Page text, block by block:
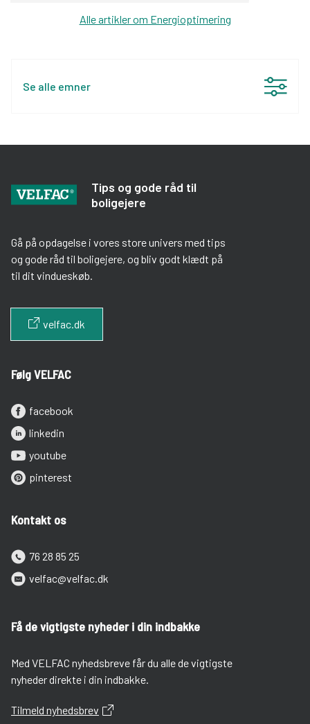
med lynets hast. Når kulden tager til, og
Særligt når priserne på varme og energi
Alle artikler om Energioptimering
Renovering(20)
Oekonomi
Energioptimering(13)
Dagslys(11)
Vedligeholdelse
Se alle emner
Tips og gode råd til
boligejere
Gå på opdagelse i vores store univers med tips
og gode råd til boligejere, og bliv godt klædt på
til dit vindueskøb.
velfac.dk
Følg VELFAC
facebook
linkedin
youtube
pinterest
Kontakt os
76 28 85 25
velfac@velfac.dk
Få de vigtigste nyheder i din indbakke
Med VELFAC nyhedsbreve får du alle de vigtigste
nyheder direkte i din indbakke.
Tilmeld nyhedsbrev